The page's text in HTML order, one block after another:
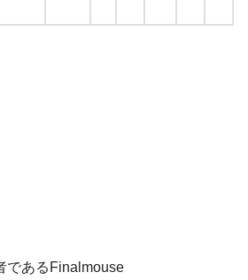
であるFinalmouse